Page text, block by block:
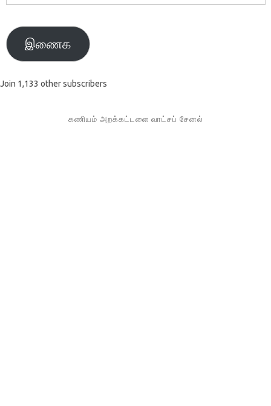
முகவரி
இணைக
Join 1,133 other subscribers
கணியம் அறக்கட்டளை வாட்சப் சேனல்